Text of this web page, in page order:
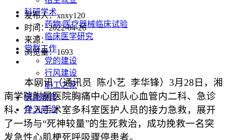
科研学术
药物/医疗器械临床试验
临床医学研究
党群工作
党的建设
行风建设
职工之家
健康教育
学习前沿
发布人：xnxy120
时间：2022-04-26
来源：
浏览量：1693
本网讯（通讯员 陈小艺 李华锋）3月28日，湘
南学院附属医院胸痛中心团队心血管内二科、急诊
科、介入手术室多科室医护人员的接力急救，展开
了一场与“死神较量”的生死救治，成功挽救一名突
发急性心肌梗死呼吸骤停患者。